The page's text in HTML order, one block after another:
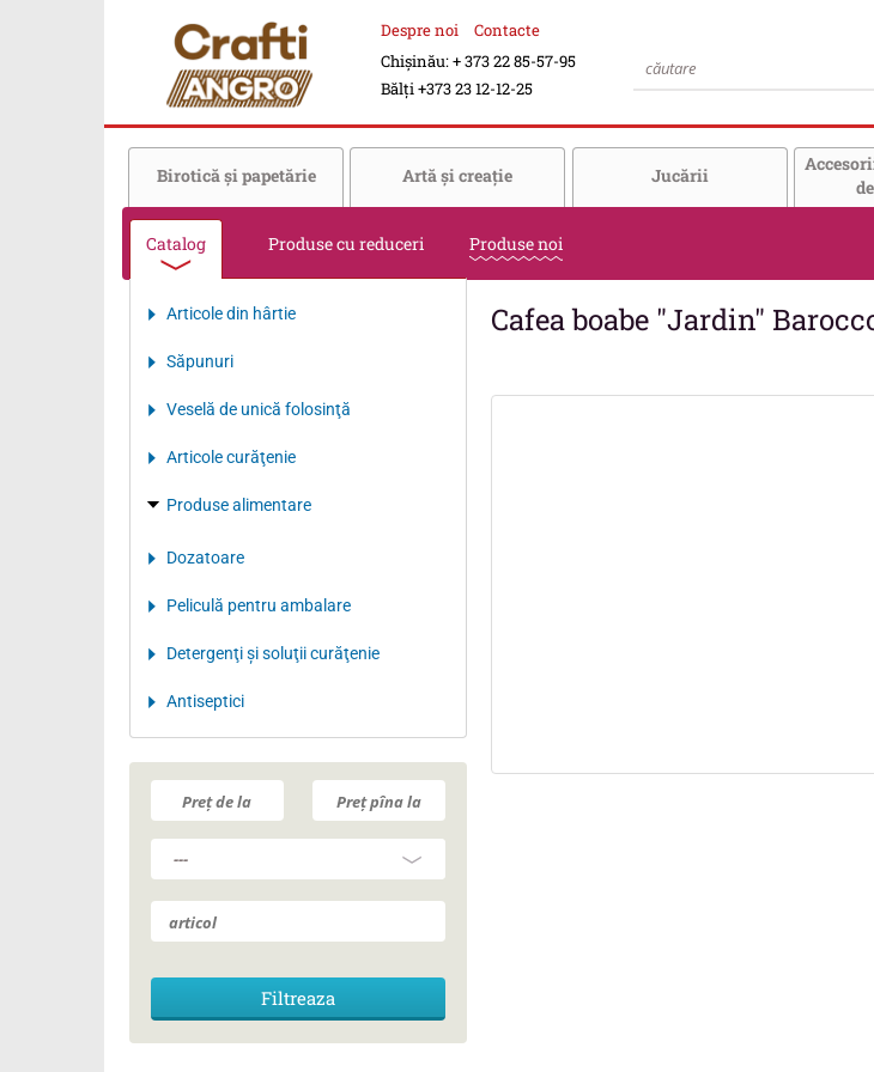
Despre noi
Contacte
Chișinău: + 373 22 85-57-95
Bălți +373 23 12-12-25
Birotică şi papetărie Artă şi creaţie Jucării
Catalog Produse cu reduceri Produse noi
Articole din hârtie
Săpunuri
Veselă de unică folosinţă
Articole curăţenie
Produse alimentare
Dozatoare
Peliculă pentru ambalare
Detergenţi şi soluţii curăţenie
Antiseptici
Cafea boabe "Jardin"